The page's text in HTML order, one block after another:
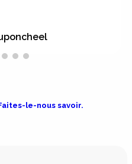
le-nous savoir.